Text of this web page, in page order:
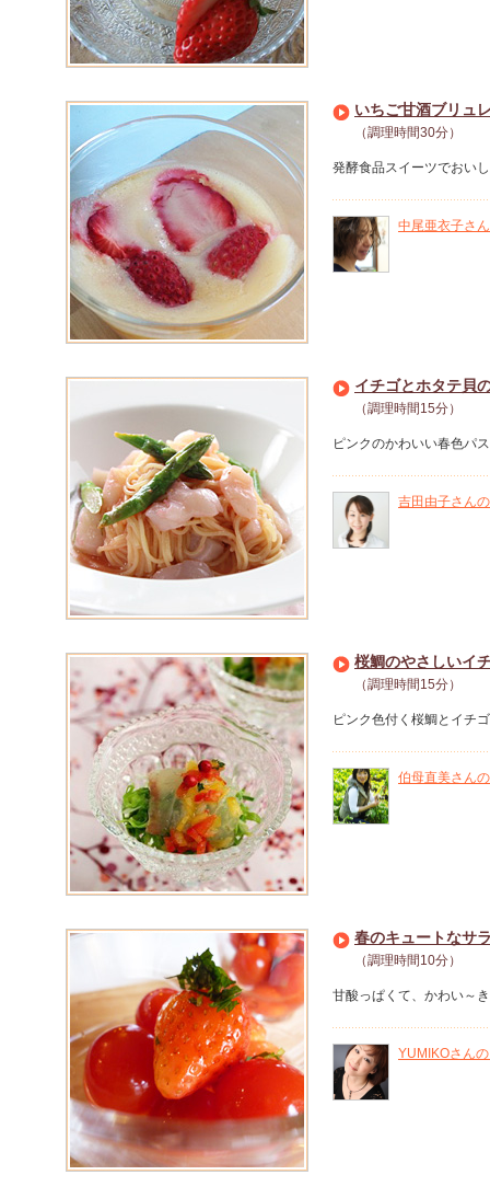
いちご甘酒ブリュ
（調理時間30分）
発酵食品スイーツでおい
中尾亜衣子さ
イチゴとホタテ貝
（調理時間15分）
ピンクのかわいい春色パ
吉田由子さん
桜鯛のやさしいイ
（調理時間15分）
ピンク色付く桜鯛とイチ
伯母直美さん
春のキュートなサ
（調理時間10分）
甘酸っぱくて、かわい～
YUMIKOさん